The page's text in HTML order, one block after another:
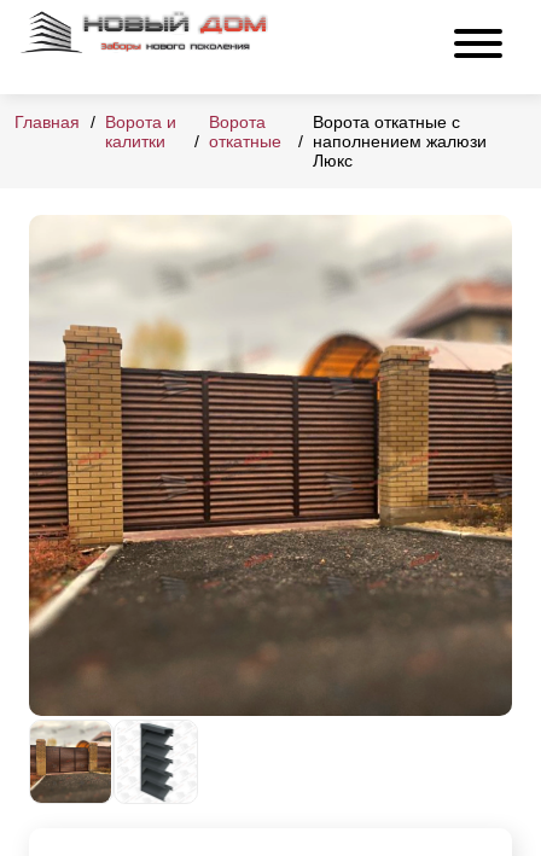
Главная
Ворота и
калитки
Ворота
откатные
Ворота откатные с
наполнением жалюзи
Люкс